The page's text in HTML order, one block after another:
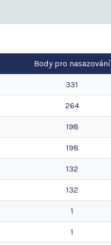
Body pro nasazování
331
264
198
198
132
132
1
1